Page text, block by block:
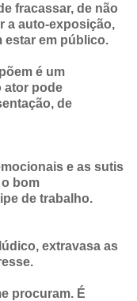
fracassar, de não
a auto-exposição,
estar em público.
é um
ator pode
de
e as sutis
bom
de trabalho.
extravasa as
procuram. É